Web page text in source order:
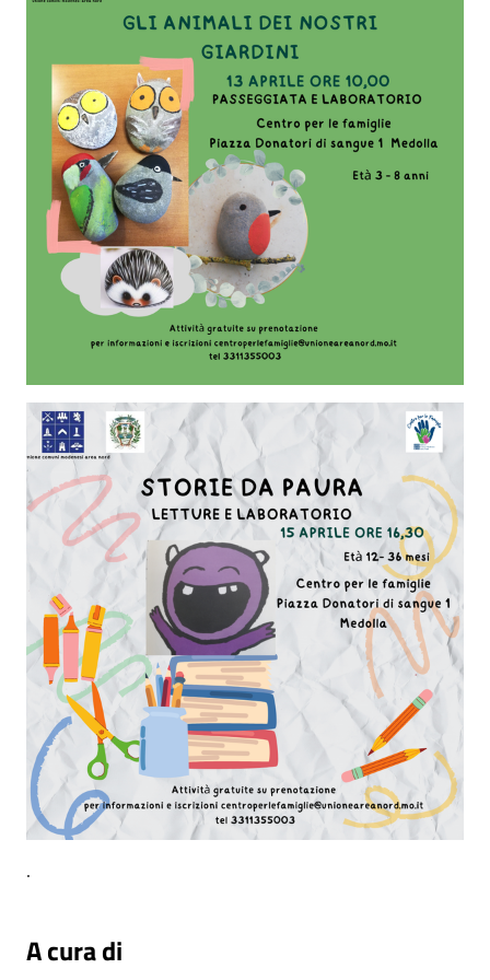
.
A cura di